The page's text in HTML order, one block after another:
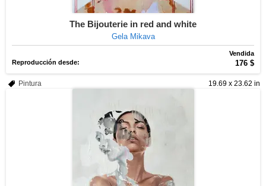
The Bijouterie in red and white
Gela Mikava
Vendida
Reproducción desde:
176 $
19.69 x 23.62 in
Pintura